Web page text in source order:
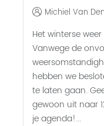
Michiel Van
Het winterse
Vanwege de
hebben we
te laten gaan.
gewoon uit naar
je agenda!...